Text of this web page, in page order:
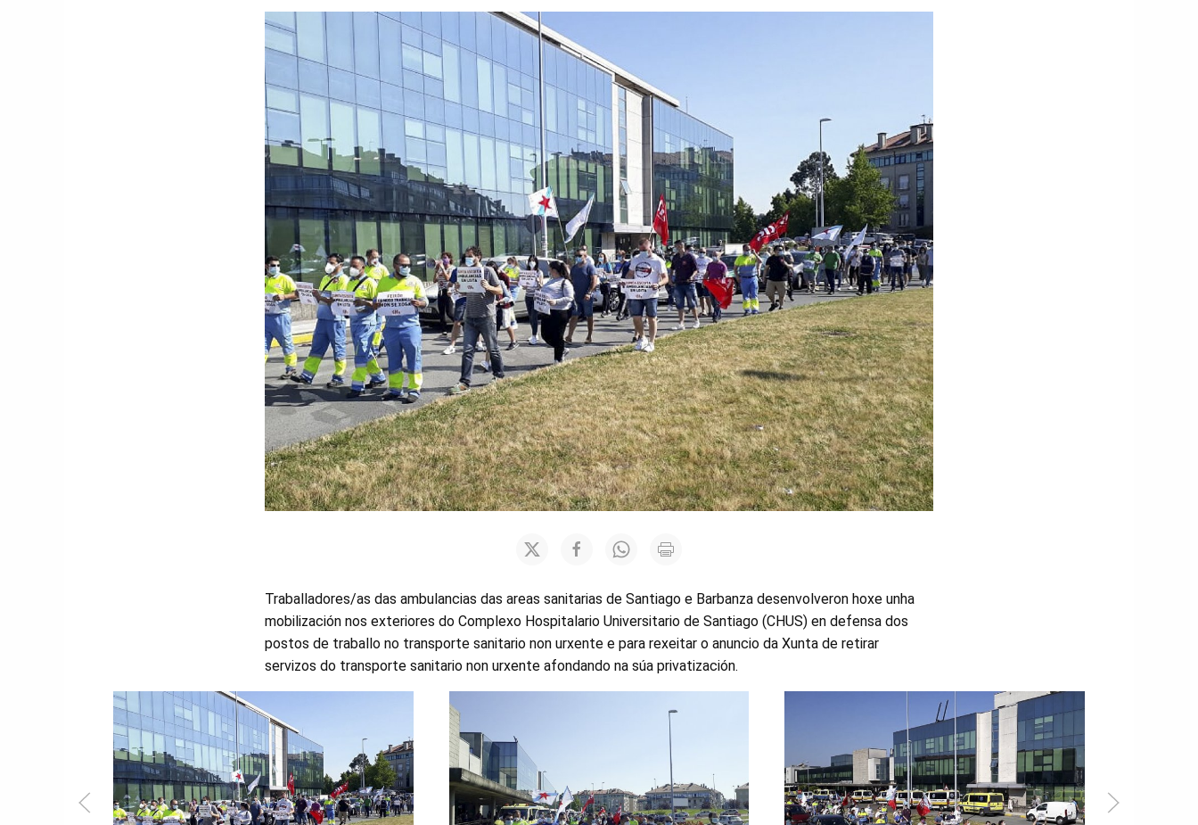
Traballadores/as das ambulancias das areas sanitarias de Santiago e Barbanza desenvolveron hoxe unha
mobilización nos exteriores do Complexo Hospitalario Universitario de Santiago (CHUS) en defensa dos
postos de traballo no transporte sanitario non urxente e para rexeitar o anuncio da Xunta de retirar
servizos do transporte sanitario non urxente afondando na súa privatización.